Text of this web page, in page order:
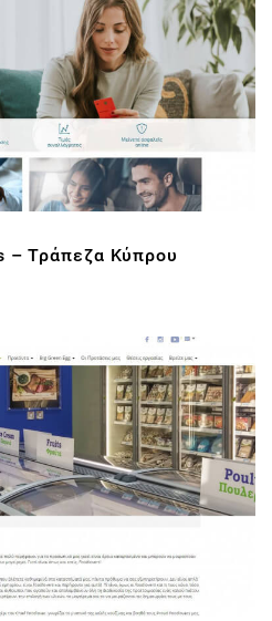
– Τράπεζα Κύπρου